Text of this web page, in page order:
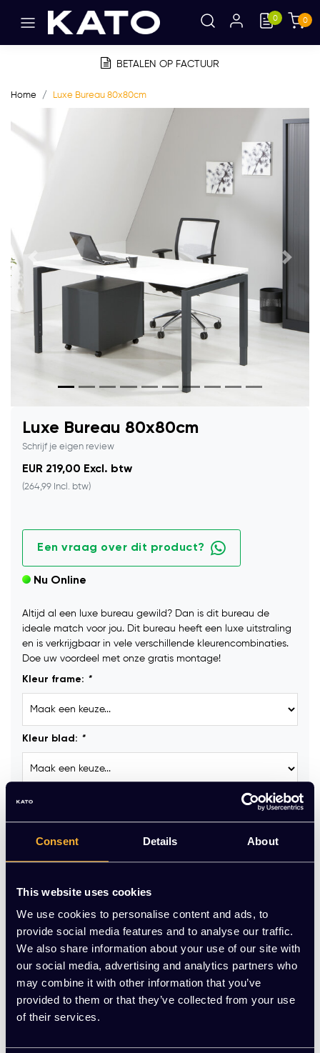
Consent Details About
This website uses cookies
We use cookies to personalise content and ads, to
provide social media features and to analyse our traffic.
We also share information about your use of our site with
our social media, advertising and analytics partners who
may combine it with other information that you’ve
provided to them or that they’ve collected from your use
of their services.
0 0
BETALEN OP FACTUUR
Home Luxe Bureau 80x80cm
Vorige
Luxe Bureau 80x80cm
Schrijf je eigen review
EUR 219,00 Excl. btw
(264,99 Incl. btw)
Een vraag over dit product?
Nu Online
Altijd al een luxe bureau gewild? Dan is dit bureau de
ideale match voor jou. Dit bureau heeft een luxe uitstraling
en is verkrijgbaar in vele verschillende kleurencombinaties.
Doe uw voordeel met onze gratis montage!
Kleur frame: *
Kleur blad: *
Kabelgoot :
Stekkerblok GST18 (incl. aansluitkabel 3 meter) :
Op voorraad
Levering binnen 15 werkdagen (speciale kleur werkblad:
8-10 weken)
Aantal - +